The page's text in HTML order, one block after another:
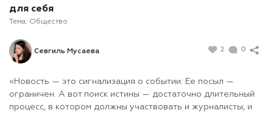
для себя
Тема: Общество
Севгиль Мусаева 2 0
«Новость — это сигнализация о событии. Ее посыл —
ограничен. А вот поиск истины — достаточно длительный
процесс, в котором должны участвовать и журналисты, и